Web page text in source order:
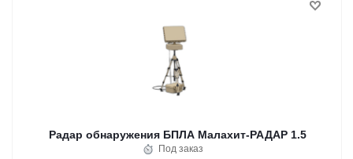
Радар обнаружения БПЛА Малахит-РАДАР 1.5
Под заказ